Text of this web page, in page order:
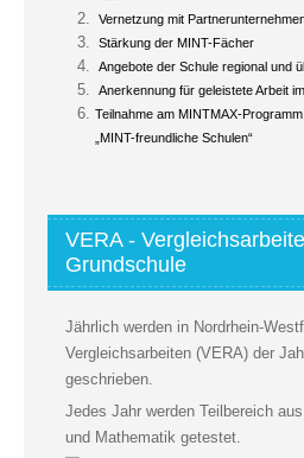
Vernetzung mit
Stärkung der MINT-Fächer
Angebote der Schule regional und
Anerkennung für geleistete Arbeit
Teilnahme am MINTMAX-
„MINT-freundliche Schulen“
VERA -
Grundschule
Jährlich werden in Nordrhein-
Vergleichsarbeiten (VERA) der
geschrieben.
Jedes Jahr werden Teilbereich
und Mathematik getestet.